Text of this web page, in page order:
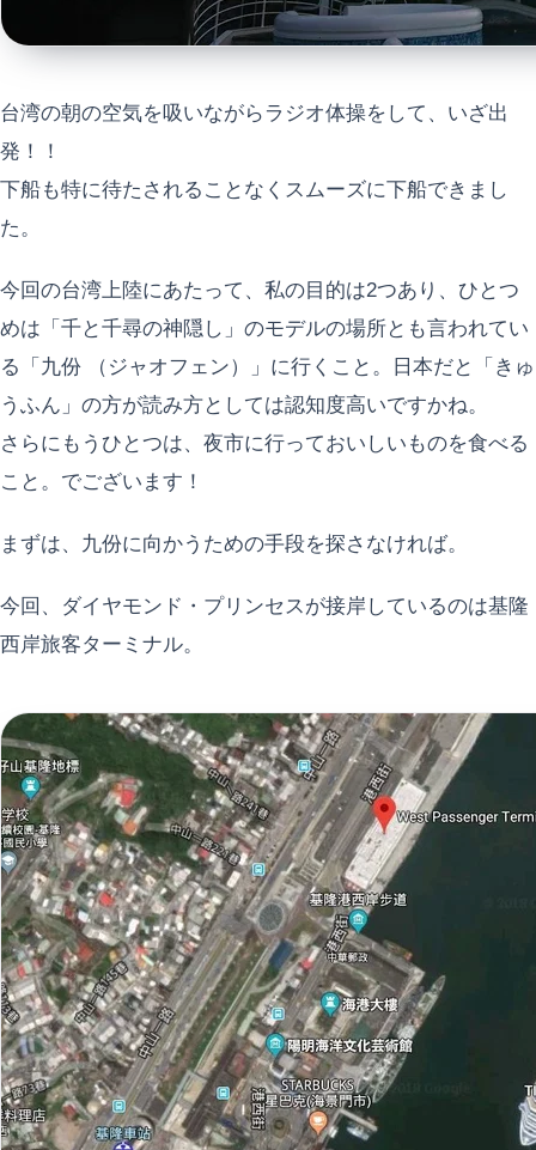
台湾の朝の空気を吸いながらラジオ体操をして、いざ出
発！！
下船も特に待たされることなくスムーズに下船できまし
た。
今回の台湾上陸にあたって、私の目的は2つあり、ひとつ
めは「千と千尋の神隠し」のモデルの場所とも言われてい
る「九份 （ジャオフェン）」に行くこと。日本だと「きゅ
うふん」の方が読み方としては認知度高いですかね。
さらにもうひとつは、夜市に行っておいしいものを食べる
こと。でございます！
まずは、九份に向かうための手段を探さなければ。
今回、ダイヤモンド・プリンセスが接岸しているのは基隆
西岸旅客ターミナル。